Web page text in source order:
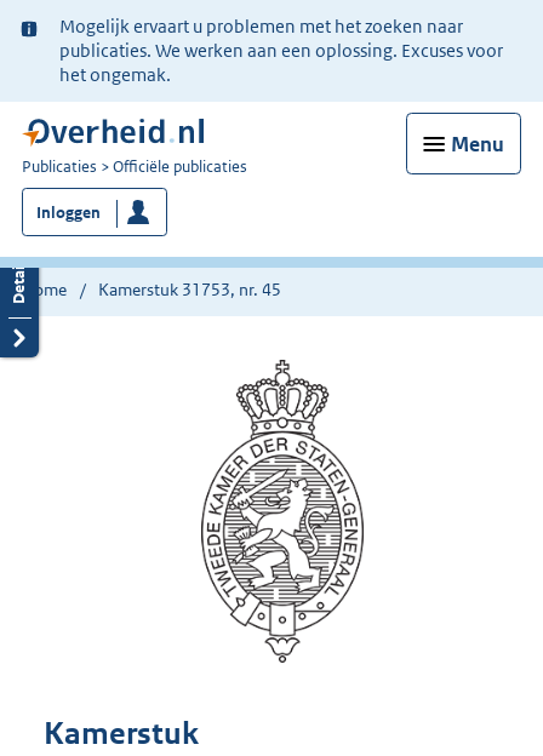
Ter
informatie:
Mogelijk ervaart u problemen met het zoeken naar
publicaties. We werken aan een oplossing. Excuses voor
het ongemak.
Menu
U
bent
nu
hier:
Publicaties Officiële publicaties
Inloggen
Home Kamerstuk 31753, nr. 45
Kamerstuk